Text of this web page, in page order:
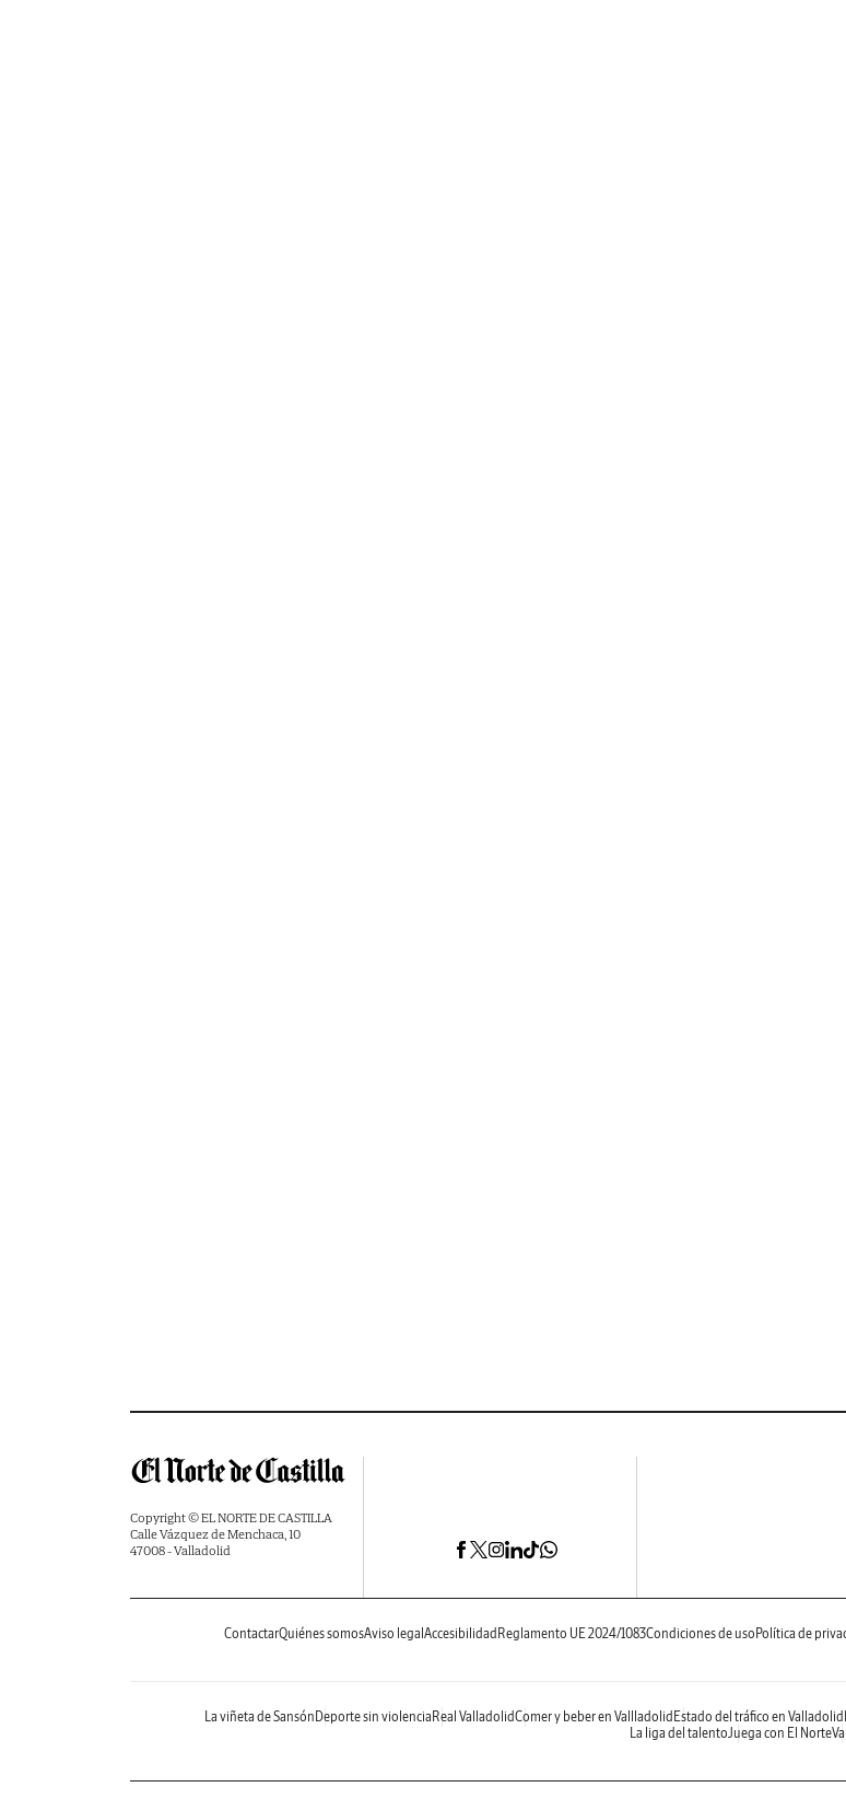
Copyright © EL NORTE DE CASTILLA
Calle Vázquez de Menchaca, 10
47008 - Valladolid
ContactarQuiénes somosAviso legal Accesibilidad Reglamento UE 2024/1083Condiciones de uso Política de
La viñeta de Sansón Deporte sin violencia Real ValladolidComer y beber en Vallladolid Estado del tráfico en Valladolid
La liga del talentoJuega con El Norte